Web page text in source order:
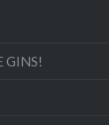
GINS!